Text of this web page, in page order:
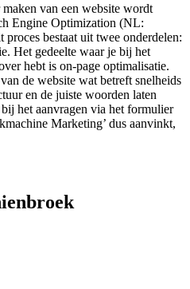
van een website wordt
Engine Optimization (NL:
bestaat uit twee onderdelen:
Het gedeelte waar je bij het
hebt is on-page optimalisatie.
de website wat betreft snelheids
en de juiste woorden laten
het aanvragen via het formulier
Marketing’ dus aanvinkt,